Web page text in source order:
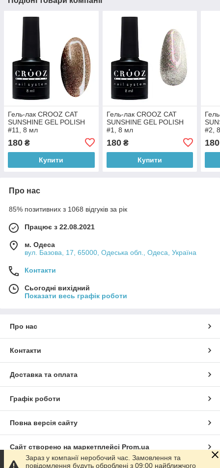
Гель-лак CROOZ CAT
SUNSHINE GEL POLISH
#11, 8 мл
180 ₴
Купити
Гель-лак CROOZ CAT
SUNSHINE GEL POLISH
#1, 8 мл
180₴
Купити
#2,
180
Про нас
85% позитивних з 1068 відгуків за рік
Працює з 22.08.2021
м. Одеса
вул. Базова, 17, 65000, Одеська обл., Одеса, Україна
Контакти
Сьогодні вихідний
Показати весь графік роботи
Про нас
Контакти
Доставка та оплата
Графік роботи
Повна версія сайту
Сайт створено на маркетплейсі Prom.ua
Зараз у компанії неробочий час. Замовлення та
повідомлення будуть оброблені з 09:00 найближчого